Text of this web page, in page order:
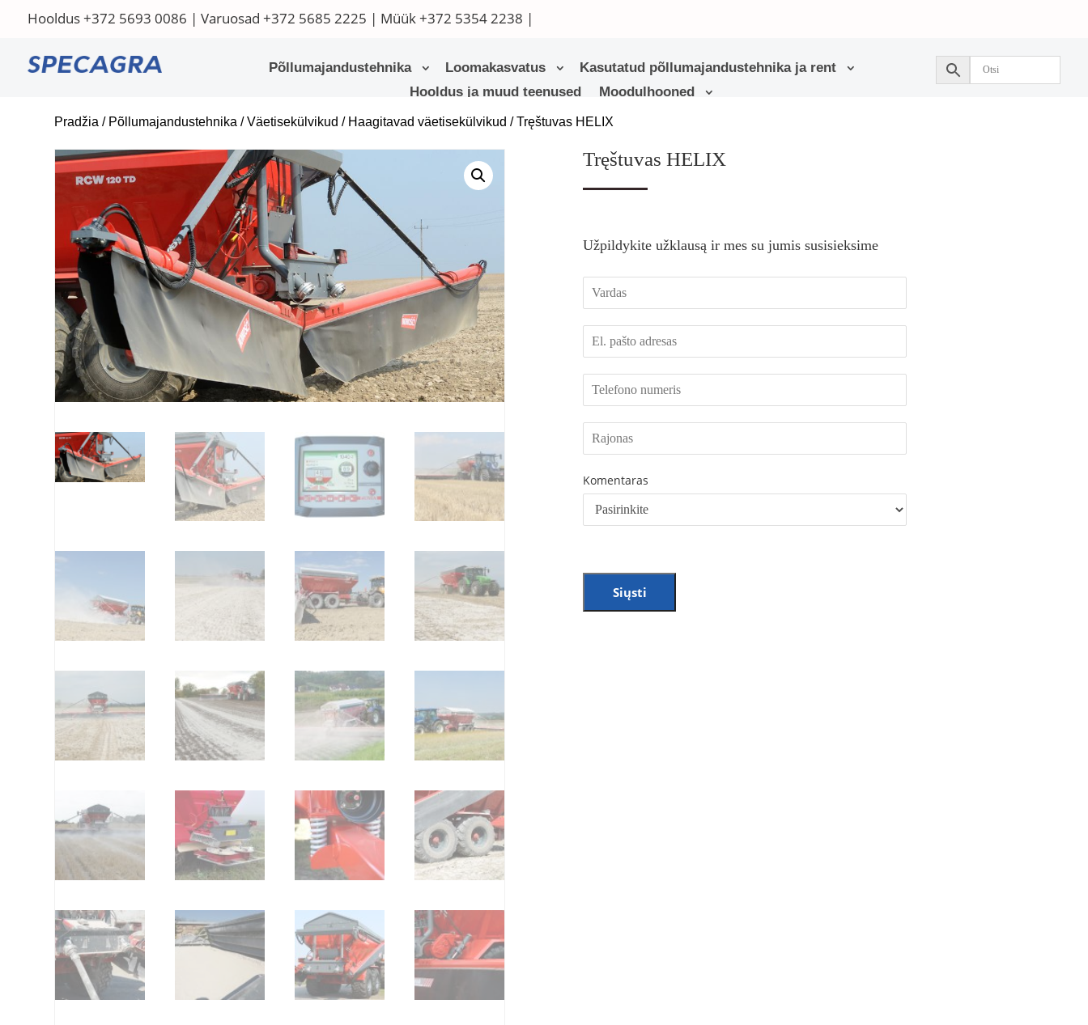
Hooldus+372 5693 0086 | Varuosad +372 5685 2225 | Müük+372 5354 2238 |
Põllumajandustehnika Loomakasvatus
Kasutatud põllumajandustehnika ja rent
Hooldus ja muud teenused
Moodulhooned
Pradžia / Põllumajandustehnika /Väetisekülvikud / Haagitavad väetisekülvikud / Tręštuvas HELIX
Tręštuvas HELIX
Užpildykite užklausą ir mes su jumis susisieksime
Komentaras
Siųsti